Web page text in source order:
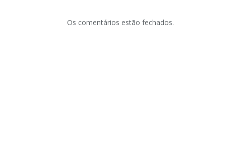
Os comentários estão fechados.